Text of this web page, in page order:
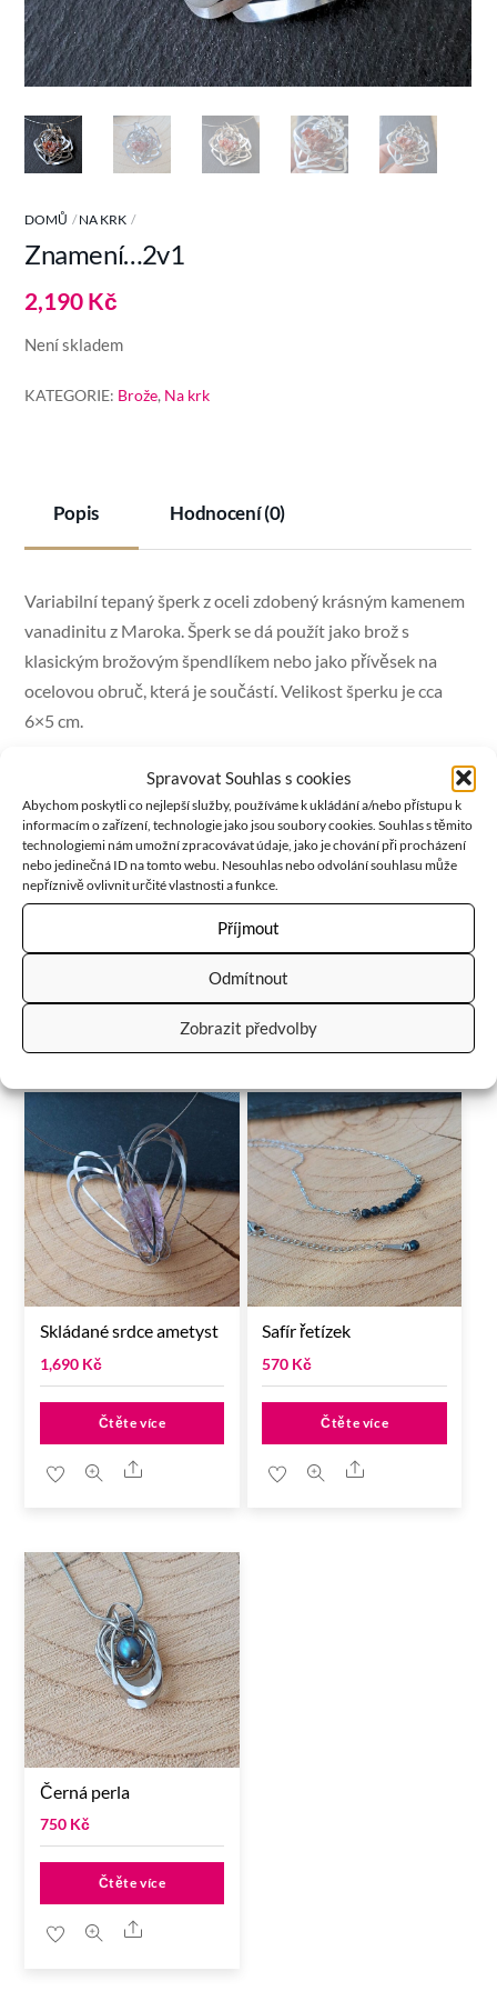
Spravovat Souhlas s cookies
Abychom poskytli co nejlepší služby, používáme k ukládání a/nebo přístupu k
informacím o zařízení, technologie jako jsou soubory cookies. Souhlas s těmito
technologiemi nám umožní zpracovávat údaje, jako je chování při procházení
nebo jedinečná ID na tomto webu. Nesouhlas nebo odvolání souhlasu může
nepříznivě ovlivnit určité vlastnosti a funkce.
Příjmout
Odmítnout
Zobrazit předvolby
DOMŮ NA KRK
Znamení…2v1
2,190 Kč
Není skladem
KATEGORIE: Brože, Na krk
Popis Hodnocení (0)
Variabilní tepaný šperk z oceli zdobený krásným kamenem
vanadinitu z Maroka. Šperk se dá použít jako brož s
klasickým brožovým špendlíkem nebo jako přívěsek na
ocelovou obruč, která je součástí. Velikost šperku je cca
6×5 cm.
Vanadinitpomáhá cítit se dobře ve fyzickém těle a přijmout
pravidla fyzické reality. Uzemní naše myšlenky a dá jim
reálný rámec. Napomáhá definovat cíle a dosahovat jich.
Učí nás, jak hospodařit s energií, aby nedošlo k vyhoření. Je
výborný společník k meditaci.
PRODUCTS
Skládané srdce ametyst
1,690 Kč
Čtěte více
Share
Safír řetízek
570 Kč
Čtěte více
Share
Černá perla
750 Kč
Čtěte více
Share